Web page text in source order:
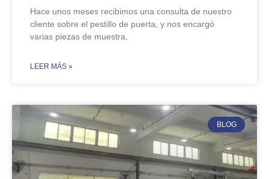
Hace unos meses recibimos una consulta de nuestro
cliente sobre el pestillo de puerta, y nos encargó
varias piezas de muestra.
​LEER MÁS »
BLOG